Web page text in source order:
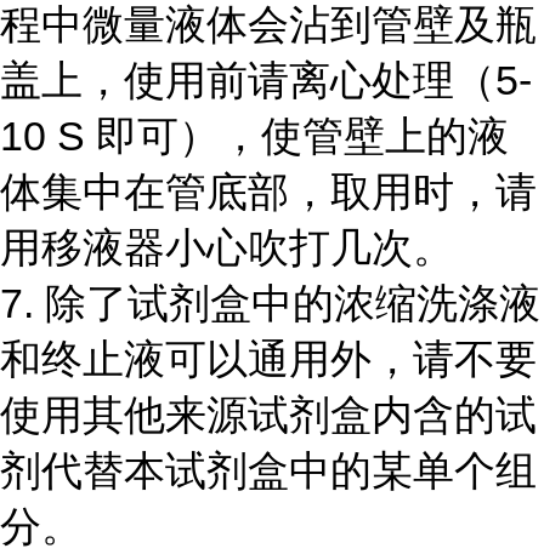
程中微量液体会沾到管壁及瓶
盖上，使用前请离心处理（5-
10 S 即可），使管壁上的液
体集中在管底部，取用时，请
用移液器小心吹打几次。
7. 除了试剂盒中的浓缩洗涤液
和终止液可以通用外，请不要
使用其他来源试剂盒内含的试
剂代替本试剂盒中的某单个组
分。